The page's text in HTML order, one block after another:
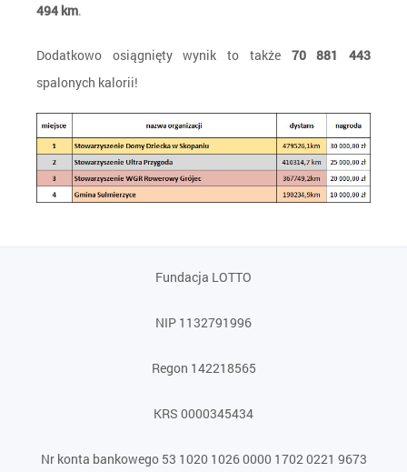
494 km.
Dodatkowo osiągnięty wynik to także 70 881 443
spalonych kalorii!
Fundacja LOTTO
NIP 1132791996
Regon 142218565
KRS 0000345434
Nr konta bankowego 53 1020 1026 0000 1702 0221 9673